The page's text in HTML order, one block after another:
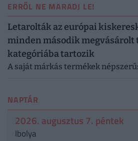
ERRŐL NE MARADJ LE!
Letarolták az európai
minden második megvásárolt
kategóriába tartozik
A saját márkás termékek
NAPTÁR
2026. augusztus 7. péntek
Ibolya